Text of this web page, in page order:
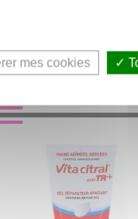
femme et
mes cookies